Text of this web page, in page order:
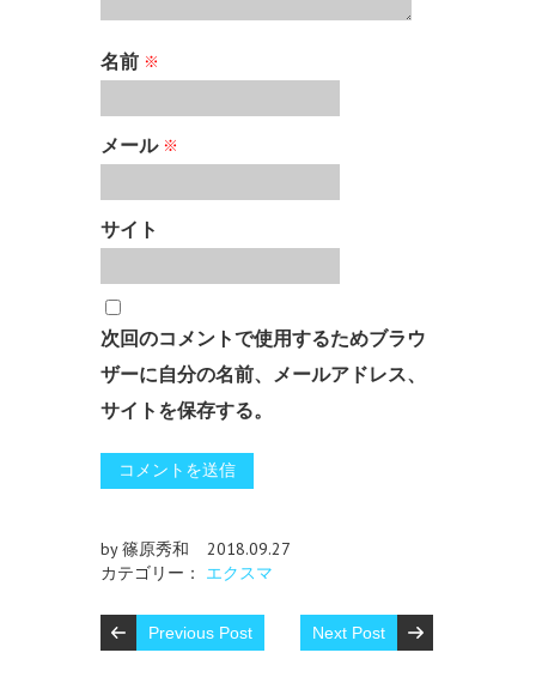
名前 ※
メール ※
サイト
次回のコメントで使用するためブラウ
ザーに自分の名前、メールアドレス、
サイトを保存する。
by 篠原秀和
2018.09.27
カテゴリー： エクスマ
Previous Post Next Post